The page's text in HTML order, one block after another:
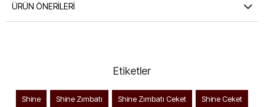
ÜRÜN ÖNERILERI
Etiketler
Shine Shine Zımbatı Shine Zımbatı Ceket Shine Ceket